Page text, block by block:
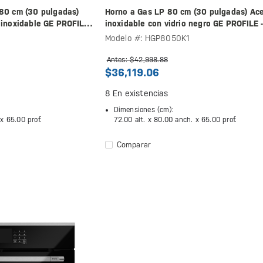
cm (30 pulgadas)
GE PROFILE
65.00 prof.
Horno a Gas LP 80 cm (30 pulgadas)
inoxidable con vidrio negro GE PROFILE -
HGP8050K1
Modelo #: HGP8050K1
Antes: $42,998.88
$36,119.06
8 En existencias
Dimensiones (cm):
72.00 alt. x80.00 anch. x 65.00 prof.
Comparar